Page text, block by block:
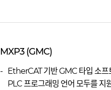
MXP3 (GMC)
EtherCAT 기반 GMC 타입 소프
PLC 프로그래밍 언어 모두를 지